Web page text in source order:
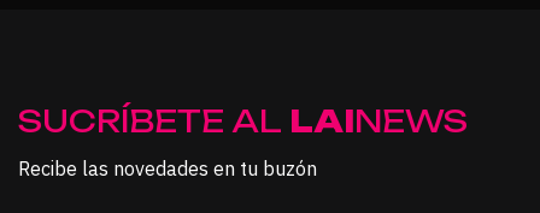
SUCRÍBETE AL LAINEWS
Recibe las novedades en tu buzón